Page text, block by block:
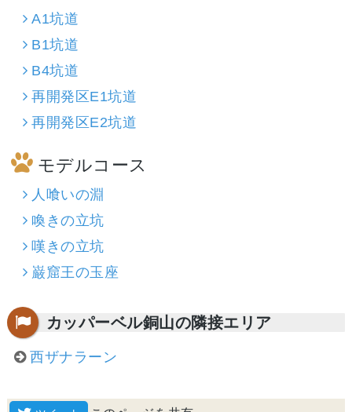
A1坑道
B1坑道
B4坑道
再開発区E1坑道
再開発区E2坑道
モデルコース
人喰いの淵
喚きの立坑
嘆きの立坑
巌窟王の玉座
カッパーベル銅山の隣接エリア
西ザナラーン